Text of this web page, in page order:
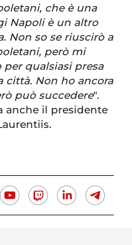
che è una
Napoli è un altro
Non so se riuscirò a
però mi
qualsiasi presa
città. Non ho ancora
può succedere".
anche il presidente